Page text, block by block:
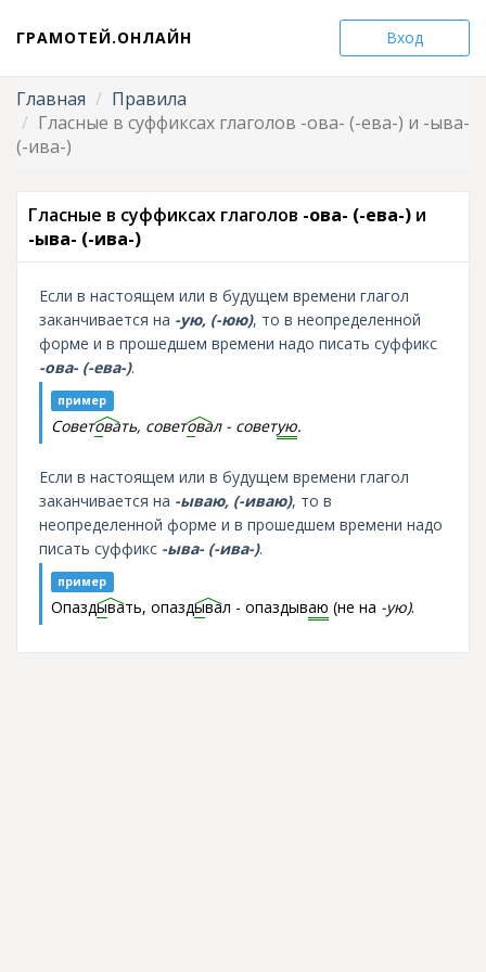
Вход
ГРАМОТЕЙ.ОНЛАЙН
Главная
Правила
Гласные в суффиксах глаголов -ова- (-ева-) и -ыва-
(-ива-)
Гласные в суффиксах глаголов -ова- (-ева-) и
-ыва- (-ива-)
Если в настоящем или в будущем времени глагол
заканчивается на -ую, (-юю), то в неопределенной
форме и в прошедшем времени надо писать суффикс
-ова- (-ева-).
пример
Советовать, советовал - советую.
Если в настоящем или в будущем времени глагол
заканчивается на -ываю, (-иваю), то в
неопределенной форме и в прошедшем времени надо
писать суффикс -ыва- (-ива-).
пример
Опаздывать, опаздывал - опаздываю (не на -ую).